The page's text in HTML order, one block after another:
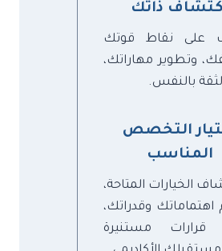
ذاتك
على نقاط قوتك
وتطوير مهاراتك،
بالنفس.
التخصص
المناسب
الخيارات المتاحة،
اهتماماتك وقدراتك،
قرارات مستنيرة